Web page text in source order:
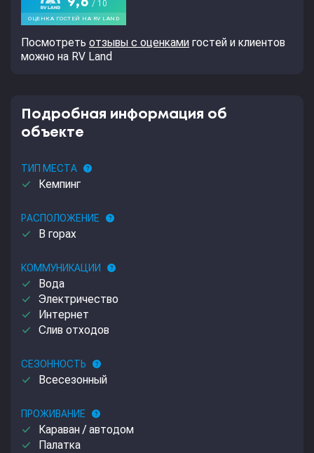
Посмотреть отзывы с оценками гостей и клиентов
можно на RV Land
Подробная информация об
объекте
ТИП МЕСТА help
done Кемпинг
РАСПОЛОЖЕНИЕ help
done В горах
КОММУНИКАЦИИ help
done Вода
done Электричество
done Интернет
done Слив отходов
СЕЗОННОСТЬ help
done Всесезонный
ПРОЖИВАНИЕ help
done Караван / автодом
done Палатка